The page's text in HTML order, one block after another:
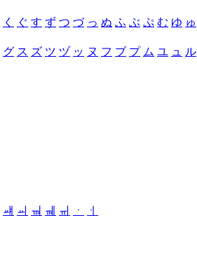
く ぐ す ず つ づ っ ぬ ふ ぶ ぷ む ゆ ゅ
グ ス ズ ツ ヅ ッ ヌ フ ブ プ ム ユ ュ ル
ㆈ ㆉ ㆊ ㆋ ㆌ ㆍ
ㆎ